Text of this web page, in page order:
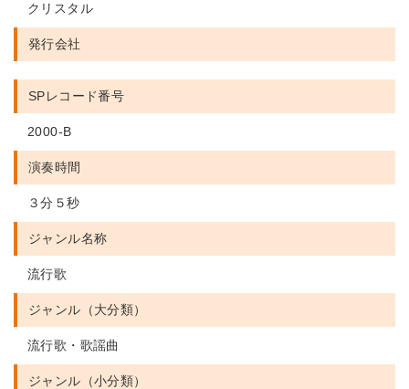
クリスタル
発行会社
SPレコード番号
2000-B
演奏時間
３分５秒
ジャンル名称
流行歌
ジャンル（大分類）
流行歌・歌謡曲
ジャンル（小分類）